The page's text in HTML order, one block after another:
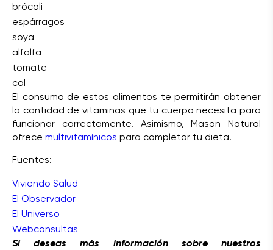
brócoli
espárragos
soya
alfalfa
tomate
col
El consumo de estos alimentos te permitirán obtener
la cantidad de vitaminas que tu cuerpo necesita para
funcionar correctamente. Asimismo, Mason Natural
ofrece multivitamínicos para completar tu dieta.
Fuentes:
Viviendo Salud
El Observador
El Universo
Webconsultas
Si deseas más información sobre nuestros